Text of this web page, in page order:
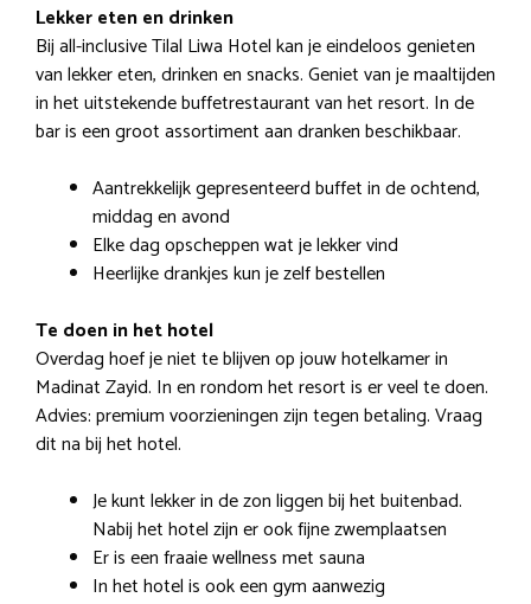
Lekker eten en drinken
Bij all-inclusive Tilal Liwa Hotel kan je eindeloos genieten
van lekker eten, drinken en snacks. Geniet van je maaltijden
in het uitstekende buffetrestaurant van het resort. In de
bar is een groot assortiment aan dranken beschikbaar.
Aantrekkelijk gepresenteerd buffet in de ochtend,
middag en avond
Elke dag opscheppen wat je lekker vind
Heerlijke drankjes kun je zelf bestellen
Te doen in het hotel
Overdag hoef je niet te blijven op jouw hotelkamer in
Madinat Zayid. In en rondom het resort is er veel te doen.
Advies: premium voorzieningen zijn tegen betaling. Vraag
dit na bij het hotel.
Je kunt lekker in de zon liggen bij het buitenbad.
Nabij het hotel zijn er ook fijne zwemplaatsen
Er is een fraaie wellness met sauna
In het hotel is ook een gym aanwezig